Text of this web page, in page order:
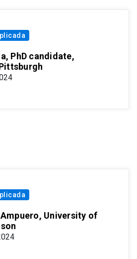
PhD candidate,
University of